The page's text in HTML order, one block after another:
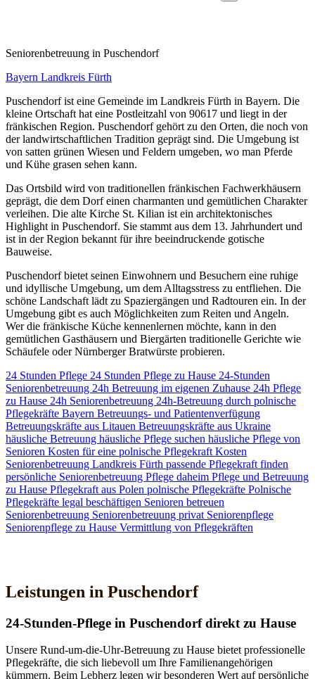
Senioren­betreuung in Puschendorf
Bayern Landkreis Fürth
Puschendorf ist eine Gemeinde im Landkreis Fürth in Bayern. Die
kleine Ortschaft hat eine Postleitzahl von 90617 und liegt in der
fränkischen Region. Puschendorf gehört zu den Orten, die noch von
der landwirtschaftlichen Tradition geprägt sind. Die Umgebung ist
von satten grünen Wiesen und Feldern umgeben, wo man Pferde
und Kühe grasen sehen kann.
Das Ortsbild wird von traditionellen fränkischen Fachwerkhäusern
geprägt, die dem Dorf einen charmanten und gemütlichen Charakter
verleihen. Die alte Kirche St. Kilian ist ein architektonisches
Highlight in Puschendorf. Sie stammt aus dem 13. Jahrhundert und
ist in der Region bekannt für ihre beeindruckende gotische
Bauweise.
Puschendorf bietet seinen Einwohnern und Besuchern eine ruhige
und idyllische Umgebung, um dem Alltagsstress zu entfliehen. Die
schöne Landschaft lädt zu Spaziergängen und Radtouren ein. In der
Umgebung gibt es auch Möglichkeiten zum Reiten und Angeln.
Wer die fränkische Küche kennenlernen möchte, kann in den
gemütlichen Gasthäusern und Biergärten traditionelle Gerichte wie
Schäufele oder Nürnberger Bratwürste probieren.
24 Stunden Pflege 24 Stunden Pflege zu Hause 24-Stunden
Seniorenbetreuung 24h Betreuung im eigenen Zuhause 24h Pflege
zu Hause 24h Seniorenbetreuung 24h-Betreuung durch polnische
Pflegekräfte Bayern Betreuungs- und Patientenverfügung
Betreuungskräfte aus Litauen Betreuungskräfte aus Ukraine
häusliche Betreuung häusliche Pflege suchen häusliche Pflege von
Senioren Kosten für eine polnische Pflegekraft Kosten
Seniorenbetreuung Landkreis Fürth passende Pflegekraft finden
persönliche Seniorenbetreuung Pflege daheim Pflege und Betreuung
zu Hause Pflegekraft aus Polen polnische Pflegekräfte Polnische
Pflegekräfte legal beschäftigen Senioren betreuen
Seniorenbetreuung Seniorenbetreuung privat Seniorenpflege
Seniorenpflege zu Hause Vermittlung von Pflegekräften
Leistungen in Puschendorf
24-Stunden-Pflege in Puschendorf direkt zu Hause
Unsere Rund-um-die-Uhr-Betreuung zu Hause bietet professionelle
Pflegekräfte, die sich liebevoll um Ihre Familienangehörigen
kümmern. Beim Lebherz legen wir besonderen Wert auf persönliche